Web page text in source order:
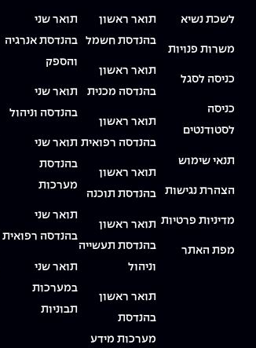
לשכת נשיא
משרות פנויות
כניסה לסגל
כניסה
לסטודנטים
תנאי שימוש
הצהרת נגישות
מדיניות פרטיות
מפת האתר
תואר ראשון
בהנדסת חשמל
תואר ראשון
בהנדסה מכנית
תואר ראשון
בהנדסה רפואית
תואר ראשון
בהנדסת תוכנה
תואר ראשון
בהנדסת תעשייה
וניהול
תואר ראשון
בהנדסת
מערכות מידע
תואר שני
בהנדסת אנרגיה
והספק
תואר שני
בהנדסה וניהול
תואר שני
בהנדסת
מערכות
תואר שני
בהנדסה רפואית
תואר שני
במערכות
תבוניות